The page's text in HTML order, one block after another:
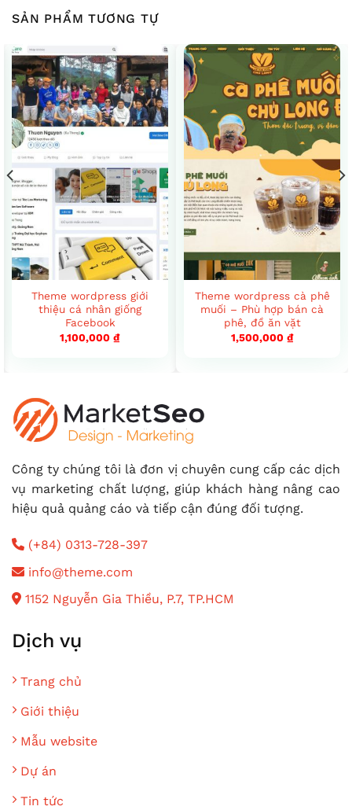
SẢN PHẨM TƯƠNG TỰ
Theme wordpress giới
thiệu cá nhân giống
Facebook
1,100,000 ₫
Theme wordpress cà phê
muối – Phù hợp bán cà
phê, đồ ăn vặt
1,500,000 ₫
Công ty chúng tôi là đơn vị chuyên cung cấp các dịch
vụ marketing chất lượng, giúp khách hàng nâng cao
hiệu quả quảng cáo và tiếp cận đúng đối tượng.
(+84) 0313-728-397
info@theme.com
1152 Nguyễn Gia Thiều, P.7, TP.HCM
Dịch vụ
Trang chủ
Giới thiệu
Mẫu website
Dự án
Tin tức